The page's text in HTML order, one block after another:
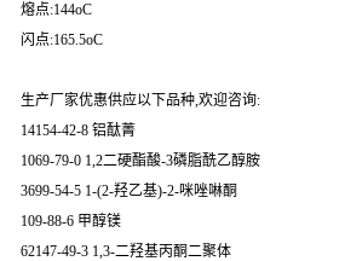
熔点:144oC
闪点:165.5oC
生产厂家优惠供应以下品种,欢迎咨询:
14154-42-8 铝酞菁
1069-79-0 1,2二硬酯酸-3磷脂酰乙醇胺
3699-54-5 1-(2-羟乙基)-2-咪唑啉酮
109-88-6 甲醇镁
62147-49-3 1,3-二羟基丙酮二聚体